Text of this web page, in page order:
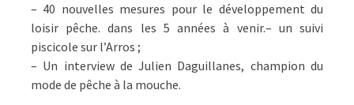
– 40 nouvelles mesures pour le développement du
loisir pêche. dans les 5 années à venir.– un suivi
piscicole sur l’Arros ;
– Un interview de Julien Daguillanes, champion du
mode de pêche à la mouche.